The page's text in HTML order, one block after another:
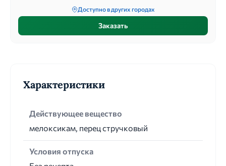
Доступно в других городах
Заказать
Характеристики
Действующее вещество
мелоксикам, перец стручковый
Условия отпуска